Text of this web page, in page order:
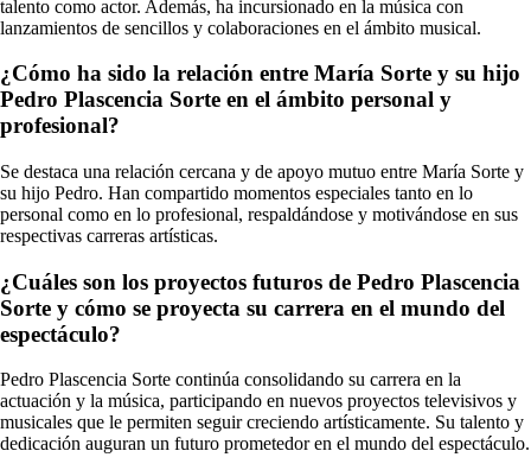
talento como actor. Además, ha incursionado en la música con
lanzamientos de sencillos y colaboraciones en el ámbito musical.
¿Cómo ha sido la relación entre María Sorte y su hijo
Pedro Plascencia Sorte en el ámbito personal y
profesional?
Se destaca una relación cercana y de apoyo mutuo entre María Sorte y
su hijo Pedro. Han compartido momentos especiales tanto en lo
personal como en lo profesional, respaldándose y motivándose en sus
respectivas carreras artísticas.
¿Cuáles son los proyectos futuros de Pedro Plascencia
Sorte y cómo se proyecta su carrera en el mundo del
espectáculo?
Pedro Plascencia Sorte continúa consolidando su carrera en la
actuación y la música, participando en nuevos proyectos televisivos y
musicales que le permiten seguir creciendo artísticamente. Su talento y
dedicación auguran un futuro prometedor en el mundo del espectáculo.